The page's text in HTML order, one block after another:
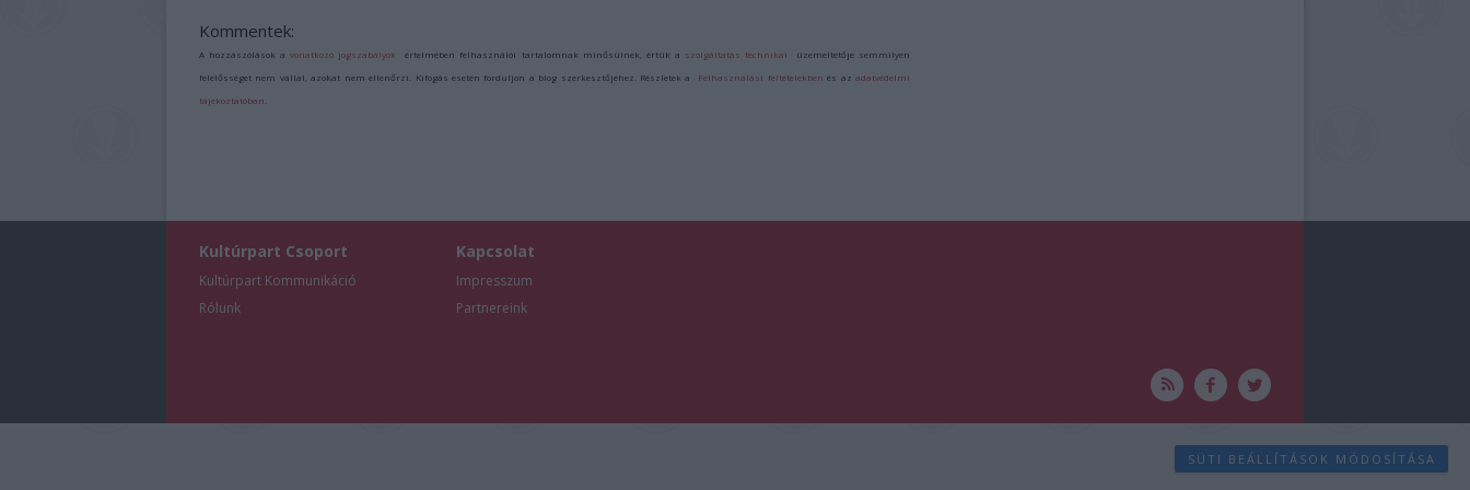
Kommentek:
A hozzászólások avonatkozó jogszabályok értelmében felhasználói tartalomnak minősülnek, értük a szolgáltatás technikai üzemeltetője semmilyen
felelősséget nem vállal, azokat nem ellenőrzi. Kifogás esetén forduljon a blog szerkesztőjéhez. Részletek a Felhasználási feltételekben és azadatvédelmi
tájékoztatóban
Kultúrpart Csoport
Kultúrpart Kommunikáció
Rólunk
Kapcsolat
Impresszum
Partnereink
SÜTI BEÁLLÍTÁSOK MÓDOSÍTÁSA